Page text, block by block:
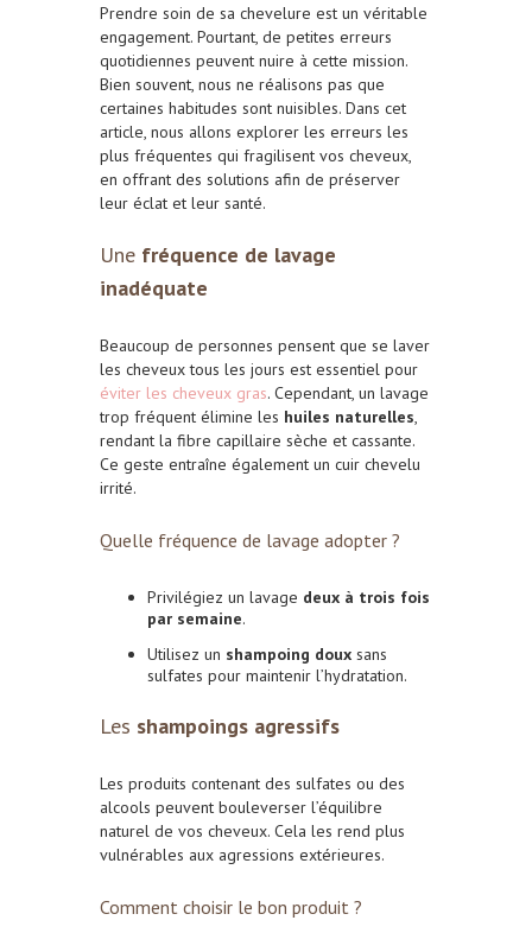
Prendre soin de sa chevelure est un véritable
engagement. Pourtant, de petites erreurs
quotidiennes peuvent nuire à cette mission.
Bien souvent, nous ne réalisons pas que
certaines habitudes sont nuisibles. Dans cet
article, nous allons explorer les erreurs les
plus fréquentes qui fragilisent vos cheveux,
en offrant des solutions afin de préserver
leur éclat et leur santé.
Une fréquence de lavage
inadéquate
Beaucoup de personnes pensent que se laver
les cheveux tous les jours est essentiel pour
éviter les cheveux gras. Cependant, un lavage
trop fréquent élimine les huiles naturelles,
rendant la fibre capillaire sèche et cassante.
Ce geste entraîne également un cuir chevelu
irrité.
Quelle fréquence de lavage adopter ?
Privilégiez un lavage deux à trois fois
par semaine.
Utilisez un shampoing doux sans
sulfates pour maintenir l’hydratation.
Les shampoings agressifs
Les produits contenant des sulfates ou des
alcools peuvent bouleverser l’équilibre
naturel de vos cheveux. Cela les rend plus
vulnérables aux agressions extérieures.
Comment choisir le bon produit ?